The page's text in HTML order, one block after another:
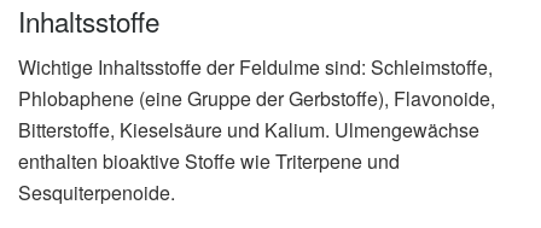
Inhaltsstoffe
Wichtige Inhaltsstoffe der Feldulme sind: Schleimstoffe,
Phlobaphene (eine Gruppe der Gerbstoffe), Flavonoide,
Bitterstoffe, Kieselsäure und Kalium. Ulmengewächse
enthalten bioaktive Stoffe wie Triterpene und
Sesquiterpenoide.